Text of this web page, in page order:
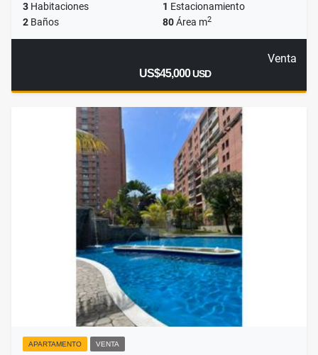
3 Habitaciones 1 Estacionamiento
2 Baños 80Área m2
Venta
US$45,000USD
APARTAMENTO VENTA